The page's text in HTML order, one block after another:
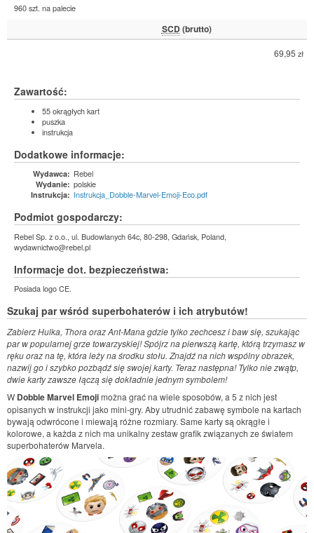
960 szt. na palecie
SCD (brutto)
69,95 zł
Zawartość:
55 okrągłych kart
puszka
instrukcja
Dodatkowe informacje:
Wydawca: Rebel
Wydanie: polskie
Instrukcja: Instrukcja_Dobble-Marvel-Emoji-Eco.pdf
Podmiot gospodarczy:
Rebel Sp. z o.o., ul. Budowlanych 64c, 80-298, Gdańsk, Poland,
wydawnictwo@rebel.pl
Informacje dot. bezpieczeństwa:
Posiada logo CE.
Szukaj par wśród superbohaterów i ich atrybutów!
Zabierz Hulka, Thora oraz Ant-Mana gdzie tylko zechcesz i baw się, szukając
par w popularnej grze towarzyskiej! Spójrz na pierwszą kartę, którą trzymasz w
ręku oraz na tę, która leży na środku stołu. Znajdź na nich wspólny obrazek,
nazwij go i szybko pozbądź się swojej karty. Teraz następna! Tylko nie zwątp,
dwie karty zawsze łączą się dokładnie jednym symbolem!
W Dobble Marvel Emojimożna grać na wiele sposobów, a 5 z nich jest
opisanych w instrukcji jako mini-gry. Aby utrudnić zabawę symbole na kartach
bywają odwrócone i miewają różne rozmiary. Same karty są okrągłe i
kolorowe, a każda z nich ma unikalny zestaw grafik związanych ze światem
superbohaterów Marvela.